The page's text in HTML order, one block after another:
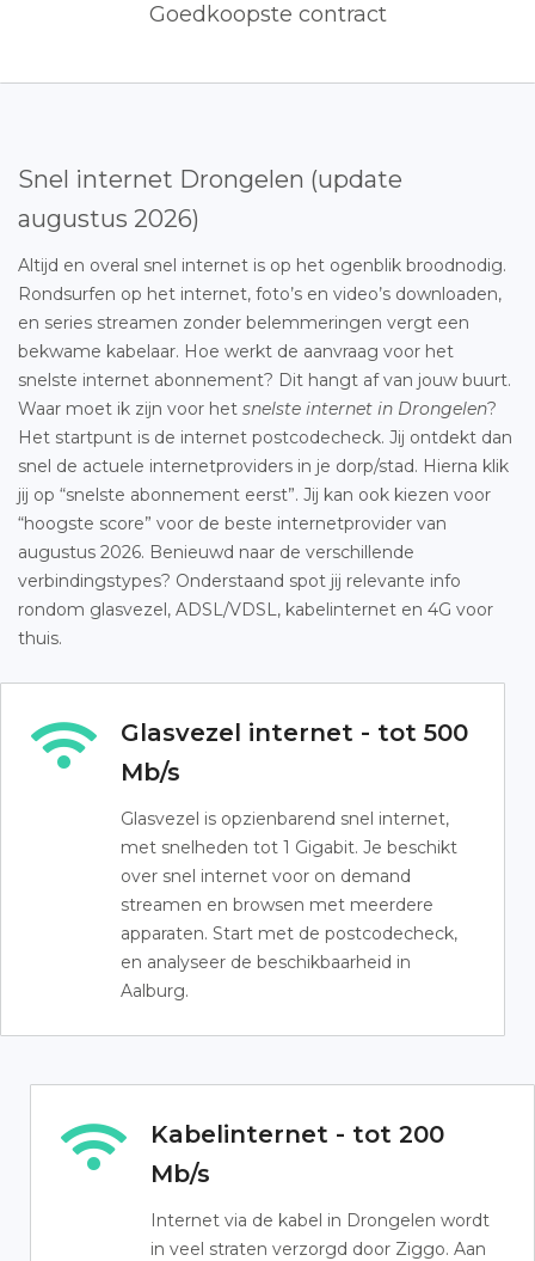
Goedkoopste contract
Snel internet Drongelen (update
augustus 2026)
Altijd en overal snel internet is op het ogenblik broodnodig.
Rondsurfen op het internet, foto’s en video’s downloaden,
en series streamen zonder belemmeringen vergt een
bekwame kabelaar. Hoe werkt de aanvraag voor het
snelste internet abonnement? Dit hangt af van jouw buurt.
Waar moet ik zijn voor het snelste internet in Drongelen?
Het startpunt is de internet postcodecheck. Jij ontdekt dan
snel de actuele internetproviders in je dorp/stad. Hierna klik
jij op “snelste abonnement eerst”. Jij kan ook kiezen voor
“hoogste score” voor de beste internetprovider van
augustus 2026. Benieuwd naar de verschillende
verbindingstypes? Onderstaand spot jij relevante info
rondom glasvezel, ADSL/VDSL, kabelinternet en 4G voor
thuis.
Glasvezel internet - tot 500
Mb/s
Glasvezel is opzienbarend snel internet,
met snelheden tot 1 Gigabit. Je beschikt
over snel internet voor on demand
streamen en browsen met meerdere
apparaten. Start met de postcodecheck,
en analyseer de beschikbaarheid in
Aalburg.
Kabelinternet - tot 200
Mb/s
Internet via de kabel in Drongelen wordt
in veel straten verzorgd door Ziggo. Aan